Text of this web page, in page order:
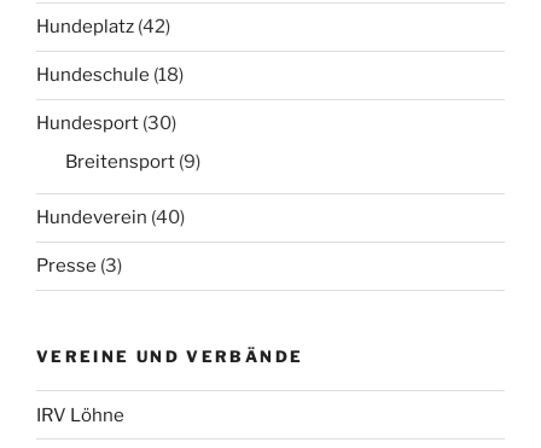
Hundeplatz (42)
Hundeschule (18)
Hundesport (30)
Breitensport (9)
Hundeverein (40)
Presse (3)
VEREINE UND VERBÄNDE
IRV Löhne